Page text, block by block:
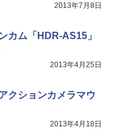
2013年7月8日
カム「HDR-AS15」
2013年4月25日
クションカメラマウ
2013年4月18日